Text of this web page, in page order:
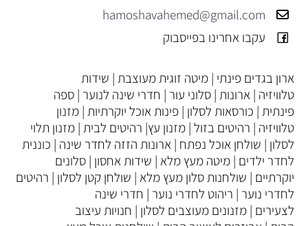
hamoshavahemed@gmail.com
עקבו אחרינו בפייסבוק
ארון בגדים פינתי | מיטה זוגית מעוצבת | שידות
טלוויזיה | ארונות | סלוני עור | חדרי שינה לנוער | ספה
פינתית | כורסאות לסלון | פינות אוכל יוקרתיות | מזנון
טלוויזיה | רהיטים בזול | מזנון עץ| רהיטים לבית | מזנון תלוי
לסלון | שולחן אוכל נפתח | ארונות הזזה לחדר שינה | כוננית
לחדר ילדים | מיטה מעץ מלא | שידות אחסון | סלונים
יוקרתיים | שולחנות סלון מעץ מלא | שולחן קטן לסלון | רהיטים
לחדרי נוער | ריהוט לחדרי נוער | חדרי שינה
לצעירים | מזנונים מעוצבים לסלון | חנויות עיצוב